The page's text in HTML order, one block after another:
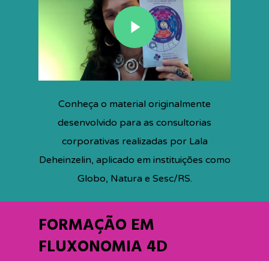
Conheça o material originalmente
desenvolvido para as consultorias
corporativas realizadas por Lala
Deheinzelin, aplicado em instituições como
Globo, Natura e Sesc/RS.
FORMAÇÃO EM
FLUXONOMIA 4D